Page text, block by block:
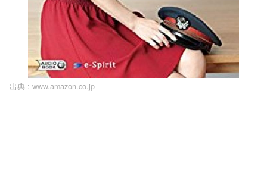
出典 : www.amazon.co.jp